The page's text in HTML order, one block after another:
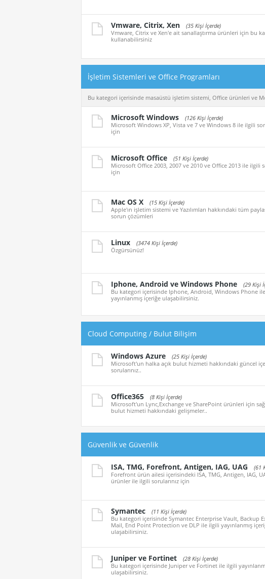
Vmware, Citrix, Xen
(35 Kişi İçerde)
Vmware, Citrix ve Xen'e ait sanallaştırma ürünleri için bu
kullanabilirsiniz
İşletim Sistemleri ve Office Programları
Bu kategori içerisinde masaüstü işletim sistemi, Office ürünleri ve
Microsoft Windows
(126 Kişi İçerde)
Microsoft Windows XP, Vista ve 7 ve Windows 8 ile ilgili
için
Microsoft Office
(51 Kişi İçerde)
Microsoft Office 2003, 2007 ve 2010 ve Office 2013 ile ilgili
için
Mac OS X
(15 Kişi İçerde)
Apple'ın işletim sistemi ve Yazılımları hakkındaki tüm
sorun çözümleri
Linux
(3474 Kişi İçerde)
Özgürsünüz!
Iphone, Android ve Windows Phone
(29 Kişi
Bu kategori içerisinde Iphone, Android, Windows Phone
yayınlanmış içeriğe ulaşabilirsiniz.
Cloud Computing / Bulut Bilişim
Windows Azure
(25 Kişi İçerde)
Microsoft'un halka açık bulut hizmeti hakkındaki güncel
sorularınız..
Office365
(8 Kişi İçerde)
Microsoft'un Lync,Exchange ve SharePoint ürünleri için
bulut hizmeti hakkındaki gelişmeler..
Güvenlik ve Güvenlik
ISA, TMG, Forefront, Antigen, IAG, UAG
(61
Forefront ürün ailesi içerisindeki ISA, TMG, Antigen, IAG,
ürünler ile ilgili sorularınız için
Symantec
(11 Kişi İçerde)
Bu kategori içerisinde Symantec Enterprise Vault, Backup
Mail, End Point Protection ve DLP ile ilgili yayınlanmış
ulaşabilirsiniz.
Juniper ve Fortinet
(28 Kişi İçerde)
Bu kategori içerisinde Juniper ve Fortinet ile ilgili
ulaşabilirsiniz.